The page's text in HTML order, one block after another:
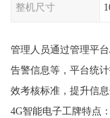
整机尺寸
管理人员通过管理平
告警信息等，平台统
效考核标准，提升信息
4G智能电子工牌特点：